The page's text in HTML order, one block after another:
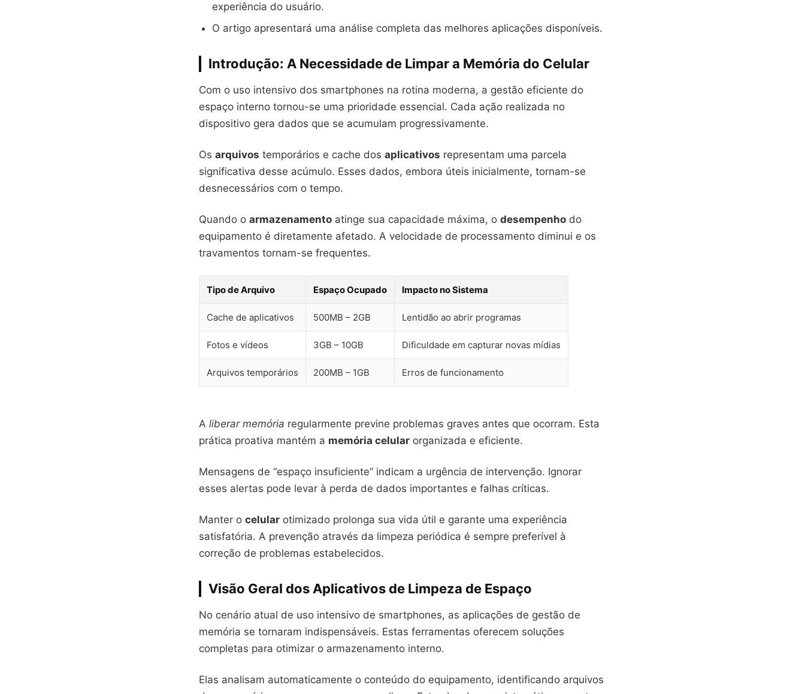
experiência do usuário.
O artigo apresentará uma análise completa das melhores aplicações disponíveis.
Introdução: A Necessidade de Limpar a Memória do Celular
Com o uso intensivo dos smartphones na rotina moderna, a gestão eficiente do
espaço interno tornou-se uma prioridade essencial. Cada ação realizada no
dispositivo gera dados que se acumulam progressivamente.
Os arquivos temporários e cache dos aplicativos representam uma parcela
significativa desse acúmulo. Esses dados, embora úteis inicialmente, tornam-se
desnecessários com o tempo.
Quando o armazenamento atinge sua capacidade máxima, o desempenho do
equipamento é diretamente afetado. A velocidade de processamento diminui e os
travamentos tornam-se frequentes.
Tipo de Arquivo Espaço Ocupado Impacto no Sistema
Cache de aplicativos 500MB – 2GB Lentidão ao abrir programas
Fotos e vídeos 3GB – 10GB Dificuldade em capturar novas mídias
Arquivos temporários 200MB – 1GB Erros de funcionamento
A liberar memória regularmente previne problemas graves antes que ocorram. Esta
prática proativa mantém a memória celular organizada e eficiente.
Mensagens de “espaço insuficiente” indicam a urgência de intervenção. Ignorar
esses alertas pode levar à perda de dados importantes e falhas críticas.
Manter o celular otimizado prolonga sua vida útil e garante uma experiência
satisfatória. A prevenção através da limpeza periódica é sempre preferível à
correção de problemas estabelecidos.
Visão Geral dos Aplicativos de Limpeza de Espaço
No cenário atual de uso intensivo de smartphones, as aplicações de gestão de
memória se tornaram indispensáveis. Estas ferramentas oferecem soluções
completas para otimizar o armazenamento interno.
Elas analisam automaticamente o conteúdo do equipamento, identificando arquivos